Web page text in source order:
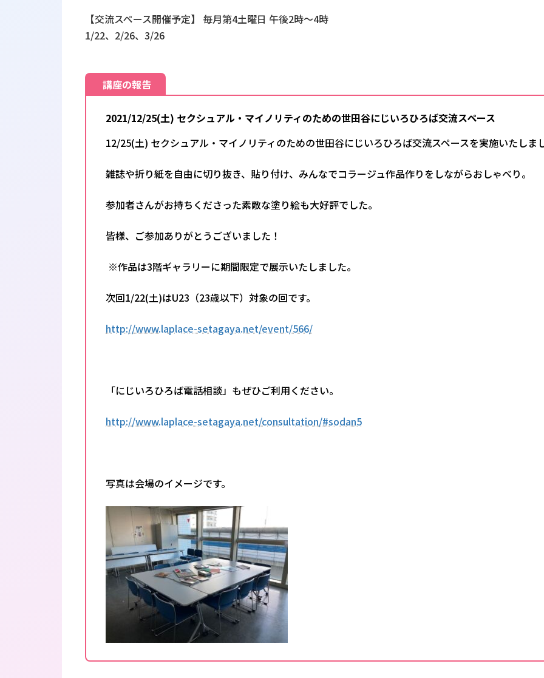
【交流スペース開催予定】 毎月第4土曜日 午後2時～4時
1/22、2/26、3/26
講座の報告
2021/12/25(土) セクシュアル・マイノリティのための世田谷にじいろひろば交流スペース
12/25(土) セクシュアル・マイノリティのための世田谷にじいろひろば交流スペースを実施いたしま
雑誌や折り紙を自由に切り抜き、貼り付け、みんなでコラージュ作品作りをしながらおしゃべり。
参加者さんがお持ちくださった素敵な塗り絵も大好評でした。
皆様、ご参加ありがとうございました！
※作品は3階ギャラリーに期間限定で展示いたしました。
次回1/22(土)はU23（23歳以下）対象の回です。
http://www.laplace-setagaya.net/event/566/
「にじいろひろば電話相談」もぜひご利用ください。
http://www.laplace-setagaya.net/consultation/#sodan5
写真は会場のイメージです。